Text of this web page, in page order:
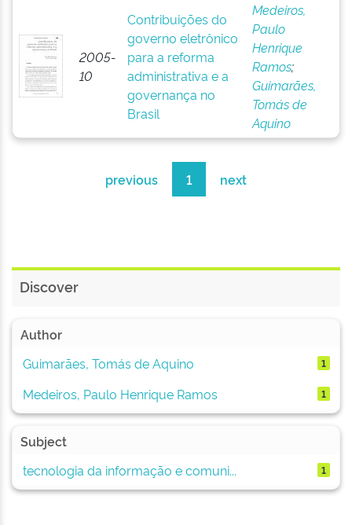
2005-
10
Contribuições do
governo eletrônico
para a reforma
administrativa e a
governança no
Brasil
Medeiros,
Paulo
Henrique
Ramos;
Guimarães,
Tomás de
Aquino
previous 1 next
Discover
Author
Guimarães, Tomás de Aquino
1
Medeiros, Paulo Henrique Ramos 1
Subject
tecnologia da informação e comuni...
1